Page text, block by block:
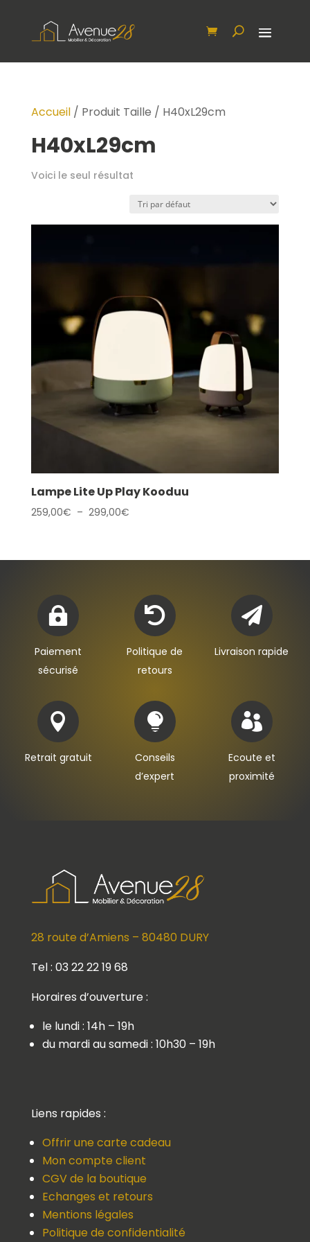
Accueil/ Produit Taille / H40xL29cm
H40xL29cm
Voici le seul résultat
Lampe Lite Up Play Kooduu
259,00€ – 299,00€Plage
259,00€

Paiement
sécurisé

Politique de
retours

Livraison rapide

Retrait gratuit

Conseils
d’expert

Ecoute et
proximité
28 route d’Amiens – 80480 DURY
Tel : 03 22 22 19 68
Horaires d’ouverture :
le lundi : 14h – 19h
du mardi au samedi : 10h30 – 19h
Liens rapides :
Offrir une carte cadeau
Mon compte client
CGV de la boutique
Echanges et retours
Mentions légales
Politique de confidentialité